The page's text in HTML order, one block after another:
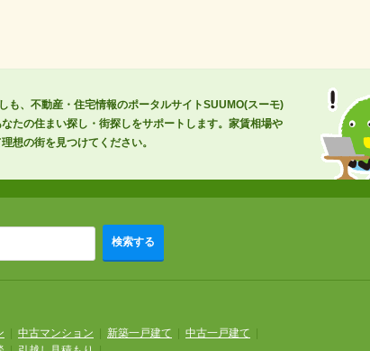
も、不動産・住宅情報のポータルサイトSUUMO(スーモ)
たの住まい探し・街探しをサポートします。家賃相場や
想の街を見つけてください。
検索する
中古マンション 新築一戸建て 中古一戸建て